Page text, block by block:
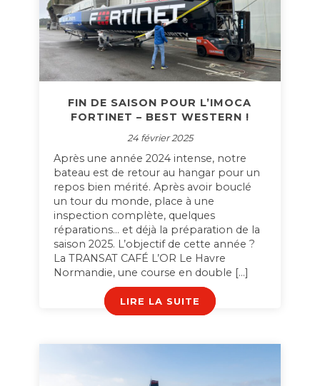
FIN DE SAISON POUR L’IMOCA
FORTINET – BEST WESTERN !
24 février 2025
Après une année 2024 intense, notre
bateau est de retour au hangar pour un
repos bien mérité. Après avoir bouclé
un tour du monde, place à une
inspection complète, quelques
réparations… et déjà la préparation de la
saison 2025. L’objectif de cette année ?
La TRANSAT CAFÉ L’OR Le Havre
Normandie, une course en double […]
LIRE LA SUITE